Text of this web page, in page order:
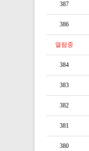
387
386
열람중
384
383
382
381
380